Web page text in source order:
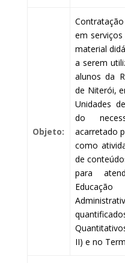
Objeto:
em
material
a serem
alunos da
de Niterói,
Unidades
do
acarretado
como
de
para
II) e no